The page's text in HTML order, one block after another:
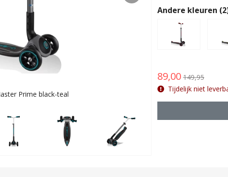
Prime black-teal
Andere kleuren
89,00 149,95
Tijdelijk niet